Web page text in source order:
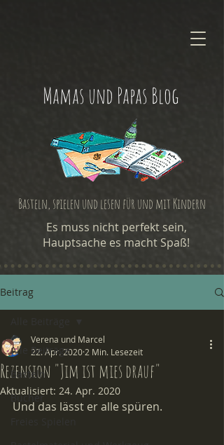
Mamas und Papas Blog
Es muss nicht perfekt sein,
Hauptsache es macht Spaß!
Basteln, spielen und lesen für und mit Kindern
Beitrag
Alle Beiträge
Basteln
Bücher
Rezension "Jim ist mies drauf"
Verena und Marcel
22. Apr. 2020 2 Min. Lesezeit
Aktualisiert: 24. Apr. 2020
Und das lässt er alle spüren.